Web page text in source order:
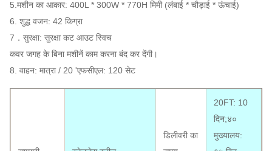
5.मशीन का आकार: 400L * 300W * 770H मिमी (लंबाई * चौड़ाई * ऊंचाई)
6. शुद्ध वजन: 42 किग्रा
7．सुरक्षा: सुरक्षा कट आउट स्विच
कवर जगह के बिना मशीनें काम करना बंद कर देंगी।
8. वाहन: मात्रा / 20 'एफसीएल: 120 सेट
डिलीवरी का
20FT: 10
दिन;४०
मुख्यालय: